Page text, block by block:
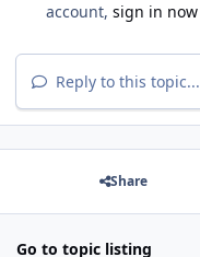
account, sign in now
Reply to this topic...
Share
Go to topic listing